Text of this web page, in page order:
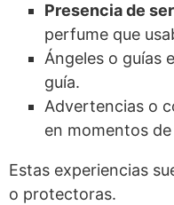
Presencia de
perfume que
Ángeles o guías
guía.
Advertencias o
en momentos
Estas experiencias
o protectoras.